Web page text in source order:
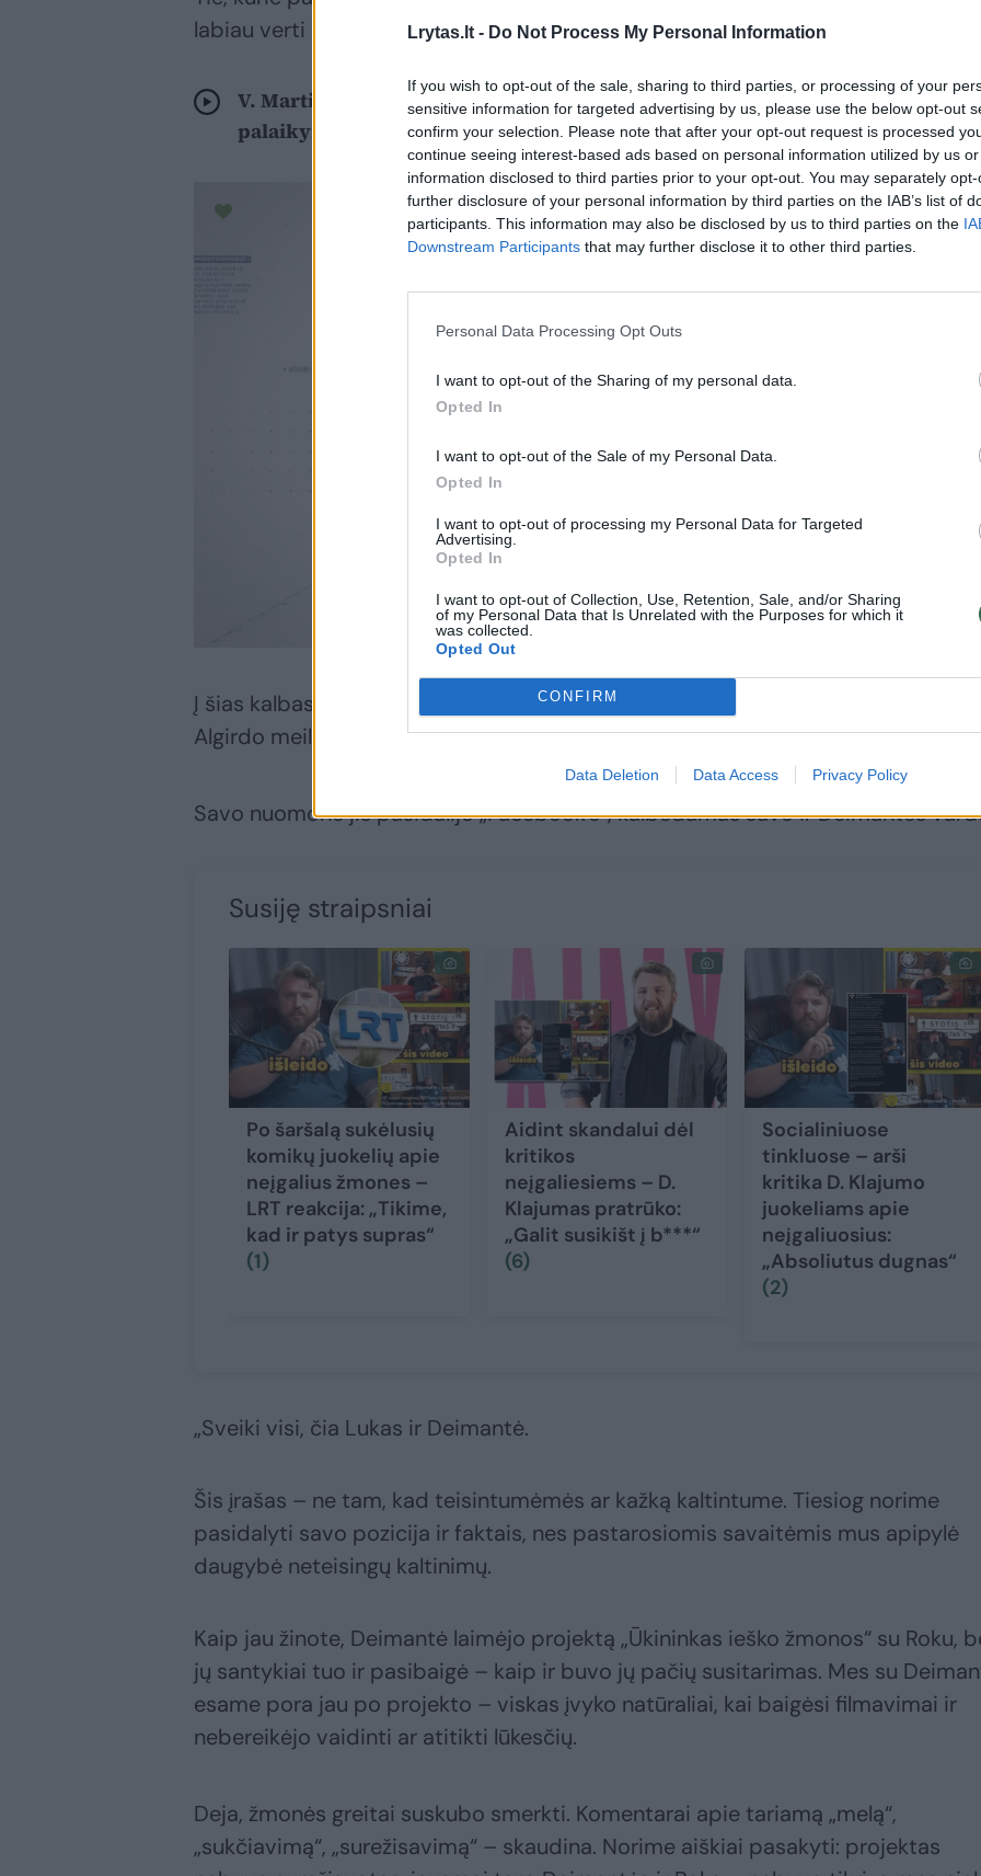
Lrytas.lt - Do Not Process My Personal Information
If you wish to opt-out of the sale, sharing to third parties, or processing of your
sensitive information for targeted advertising by us, please use the below opt-out
confirm your selection. Please note that after your opt-out request is processed
continue seeing interest-based ads based on personal information utilized by us
information disclosed to third parties prior to your opt-out. You may separately
further disclosure of your personal information by third parties on the IAB’s list of
participants. This information may also be disclosed by us to third parties on the
Downstream Participants that may further disclose it to other third parties.
Personal Data Processing Opt Outs
I want to opt-out of the Sharing of my personal data.
Opted In
I want to opt-out of the Sale of my Personal Data.
Opted In
I want to opt-out of processing my Personal Data for Targeted
Advertising.
Opted In
I want to opt-out of Collection, Use, Retention, Sale, and/or Sharing
of my Personal Data that Is Unrelated with the Purposes for which it
was collected.
Opted Out
CONFIRM
Data Deletion Data Access Privacy Policy
labiau verti nugalėtojų titulo, nes jų meilė jiems pasirodė nuoširdžiausia.
V. Martikonytė – apie po 20 metų įvykusių skyrybų priežastį, milijonieriaus
palaikymą ir naujus jausmus vyresniam
Į šias kalbas nusprendė sureaguoti ir Lukas, kuris pareiškė abejojantis Živilės ir
Algirdo meile.
Savo nuomone jis pasidalijo „Facebook'e“, kalbėdamas savo ir Deimantės
Susiję straipsniai
Po šaršalą sukėlusių
komikų juokelių apie
neįgalius žmones –
LRT reakcija: „Tikime,
kad ir patys supras“
(1)
Aidint skandalui dėl
kritikos
neįgaliesiems – D.
Klajumas pratrūko:
„Galit susikišt į b***“
(6)
Socialiniuose
tinkluose – arši
kritika D. Klajumo
juokeliams apie
neįgaliuosius:
„Absoliutus dugnas“
(2)
„Sveiki visi, čia Lukas ir Deimantė.
Šis įrašas – ne tam, kad teisintumėmės ar kažką kaltintume. Tiesiog norime
pasidalyti savo pozicija ir faktais, nes pastarosiomis savaitėmis mus apipylė
daugybė neteisingų kaltinimų.
Kaip jau žinote, Deimantė laimėjo projektą „Ūkininkas ieško žmonos“ su Roku,
jų santykiai tuo ir pasibaigė – kaip ir buvo jų pačių susitarimas. Mes su
esame pora jau po projekto – viskas įvyko natūraliai, kai baigėsi filmavimai ir
nebereikėjo vaidinti ar atitikti lūkesčių.
Deja, žmonės greitai suskubo smerkti. Komentarai apie tariamą „melą“,
„sukčiavimą“, „surežisavimą“ – skaudina. Norime aiškiai pasakyti: projektas